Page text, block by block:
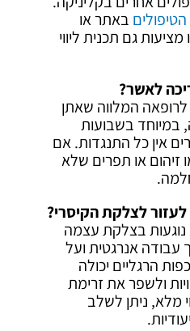
הטיפולים באתר או
גם תכנית ליווי
לאשר?
לרופאה המלווה שאתן
במיוחד בשבועות
אין כל התנגדות. אם
זיהום או תפרים שלא
לצלקת הקיסרי?
נוגעות בצלקת עצמה
אנרגטית ועל
הרגליים יכולה
ולשפר את זרימת
מלא, ניתן לשלב